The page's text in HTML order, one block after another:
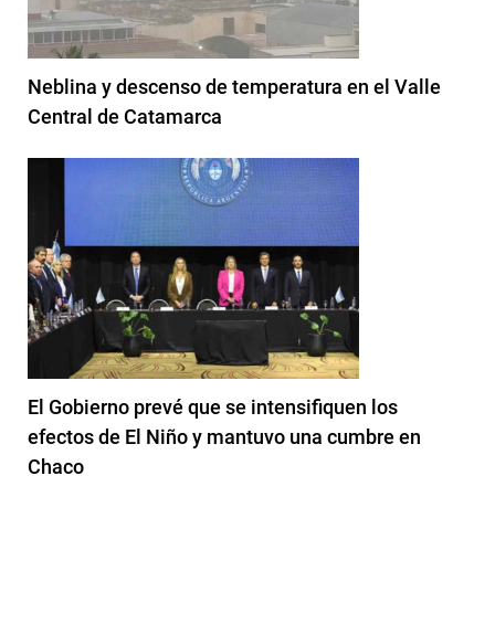
Neblina y descenso de temperatura en el Valle
Central de Catamarca
El Gobierno prevé que se intensifiquen los
efectos de El Niño y mantuvo una cumbre en
Chaco